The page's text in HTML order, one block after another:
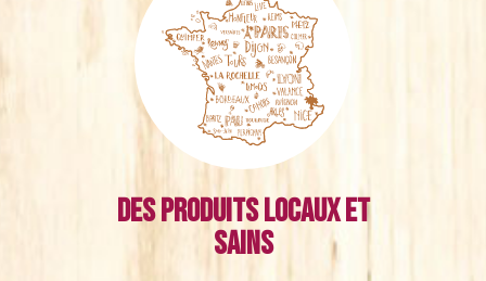
Des produits locaux et
sains